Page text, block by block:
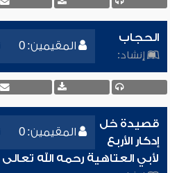
المقيمين: 0
الحجاب
إنشاد:
المقيمين: 0
قصيدة خل
إدكار الأربع
لأبي العتاهية رحمه الله تعالى